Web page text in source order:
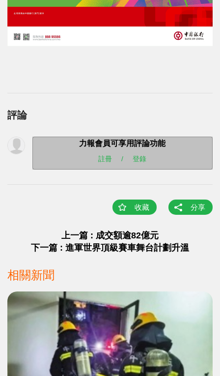
評論
力報會員可享用評論功能
註冊 / 登錄
收藏 分享
上一篇 : 成交額逾82億元
下一篇 : 進軍世界頂級賽車舞台計劃升溫
相關新聞